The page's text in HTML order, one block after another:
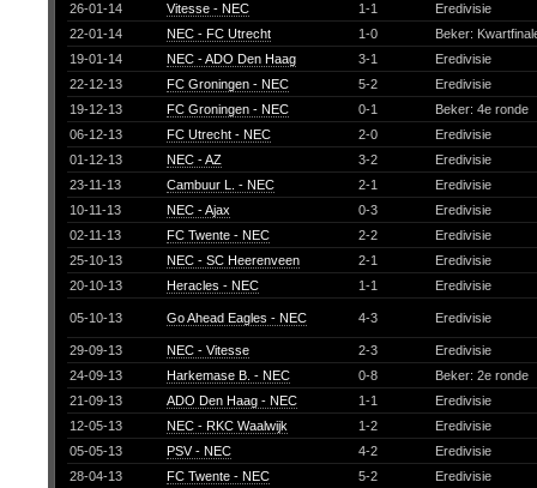
26-01-14
Vitesse - NEC 1-1
Eredivisie
22-01-14
NEC - FC Utrecht 1-0
Beker:
19-01-14
NEC - ADO Den Haag 3-1
Eredivisie
22-12-13
FC Groningen - NEC 5-2
Eredivisie
19-12-13
FC Groningen - NEC 0-1
Beker: 4e ronde
06-12-13
FC Utrecht - NEC 2-0
Eredivisie
01-12-13
NEC - AZ 3-2
Eredivisie
23-11-13
Cambuur L. - NEC 2-1
Eredivisie
10-11-13
NEC - Ajax 0-3
Eredivisie
02-11-13
FC Twente - NEC 2-2
Eredivisie
25-10-13
NEC - SC Heerenveen 2-1
Eredivisie
20-10-13
Heracles - NEC 1-1 Eredivisie
05-10-13 Go Ahead Eagles - NEC 4-3 Eredivisie
29-09-13 NEC - Vitesse 2-3
Eredivisie
24-09-13
Harkemase B. - NEC 0-8
Beker: 2e ronde
21-09-13
ADO Den Haag - NEC 1-1
Eredivisie
12-05-13
NEC - RKC Waalwijk 1-2
Eredivisie
05-05-13
PSV - NEC 4-2
Eredivisie
28-04-13
FC Twente - NEC 5-2
Eredivisie